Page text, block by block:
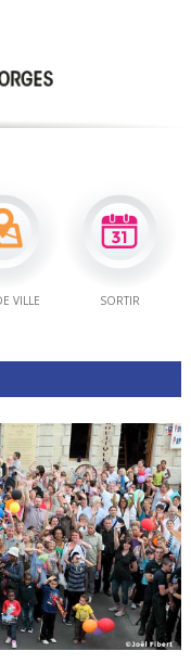
VILLE SORTIR